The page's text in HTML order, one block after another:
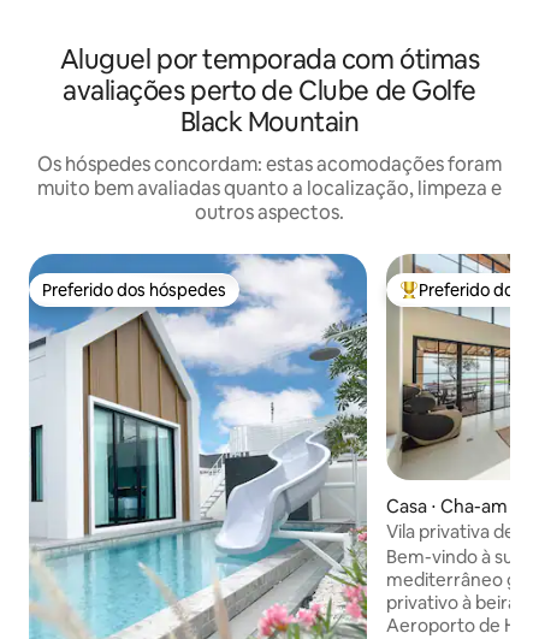
Aluguel por temporada com ótimas
avaliações perto de Clube de Golfe
Black Mountain
Os hóspedes concordam: estas acomodações foram
muito bem avaliadas quanto a localização, limpeza e
outros aspectos.
Preferido dos hóspedes
Preferido dos hóspedes Entre os
Preferido dos
Casa ⋅ Cha-am
Vila privativa de
quartos e piscina
Bem-vindo à sua
mediterrâneo
privativo à beira-
Aeroporto de